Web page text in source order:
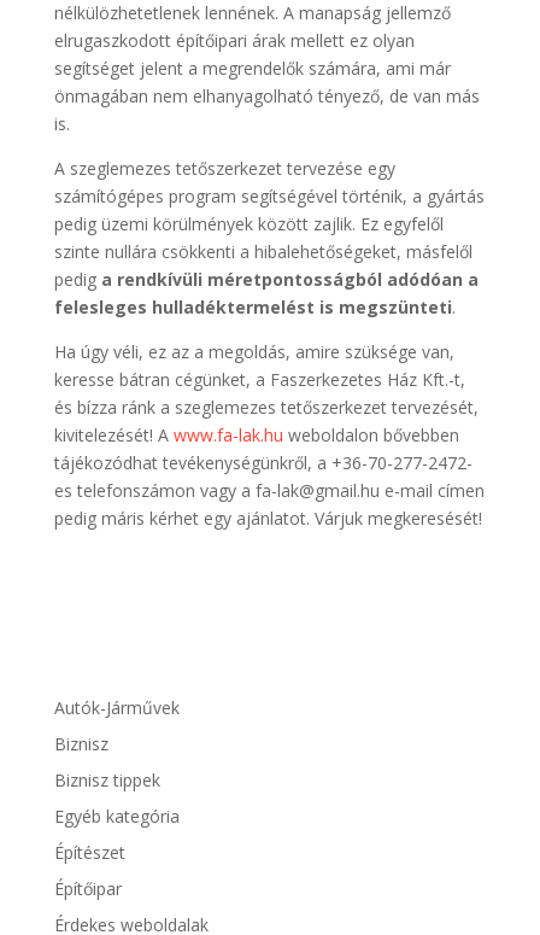
nélkülözhetetlenek lennének. A manapság jellemző
elrugaszkodott építőipari árak mellett ez olyan
segítséget jelent a megrendelők számára, ami már
önmagában nem elhanyagolható tényező, de van más
is.
A szeglemezes tetőszerkezet tervezése egy
számítógépes program segítségével történik, a gyártás
pedig üzemi körülmények között zajlik. Ez egyfelől
szinte nullára csökkenti a hibalehetőségeket, másfelől
pedig a rendkívüli méretpontosságból adódóan a
felesleges hulladéktermelést is megszünteti.
Ha úgy véli, ez az a megoldás, amire szüksége van,
keresse bátran cégünket, a Faszerkezetes Ház Kft.-t,
és bízza ránk a szeglemezes tetőszerkezet tervezését,
kivitelezését! A www.fa-lak.hu weboldalon bővebben
tájékozódhat tevékenységünkről, a +36-70-277-2472-
es telefonszámon vagy a fa-lak@gmail.hu e-mail címen
pedig máris kérhet egy ajánlatot. Várjuk megkeresését!
Autók-Járművek
Biznisz
Biznisz tippek
Egyéb kategória
Építészet
Építőipar
Érdekes weboldalak